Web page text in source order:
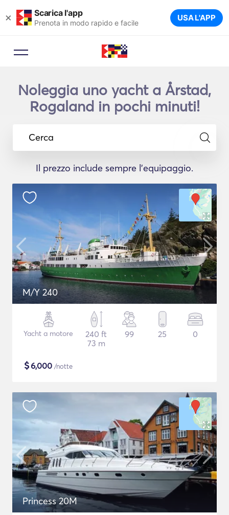
× Scarica l'app
Prenota in modo rapido e facile USA L'APP
Noleggia uno yacht a Årstad,
Rogaland in pochi minuti!
Cerca
Il prezzo include sempre l'equipaggio.
M/Y 240
Yacht a motore
240 ft
73 m
99 25 0
$6,000 /notte
Princess 20M